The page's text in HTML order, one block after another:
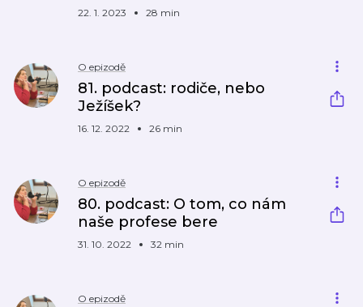
22. 1. 2023 28 min
O epizodě
81. podcast: rodiče, nebo
Ježíšek?
16. 12. 2022 26 min
O epizodě
80. podcast: O tom, co nám
naše profese bere
31. 10. 2022 32 min
O epizodě